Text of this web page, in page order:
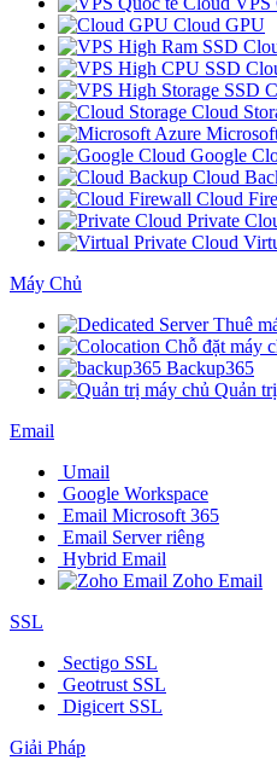
Cloud GPU
SSD
SSD
SSD
Cloud
Google
Cloud
Cloud
Private
Máy Chủ
Thuê
Chỗ đặt máy
Backup365
Quản
Email
Umail
Google Workspace
Email Microsoft 365
Email Server riêng
Hybrid Email
Zoho Email
SSL
Sectigo SSL
Geotrust SSL
Digicert SSL
Giải Pháp